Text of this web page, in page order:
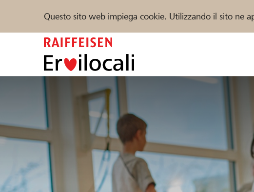
Questo sito web impiega cookie. Utilizzando il sito ne
Sostenere Aiuto & supporto Partner /
Trova progetti e organizzazioni
DE IT